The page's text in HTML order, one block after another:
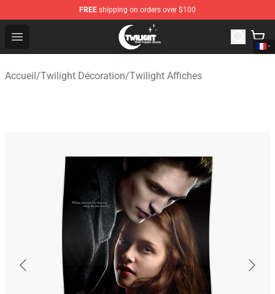
FREE shipping on orders over $100
Open menu
Twilight Store - Official Twilight Merchandise Shop
Accueil/Twilight Décoration/Twilight Affiches